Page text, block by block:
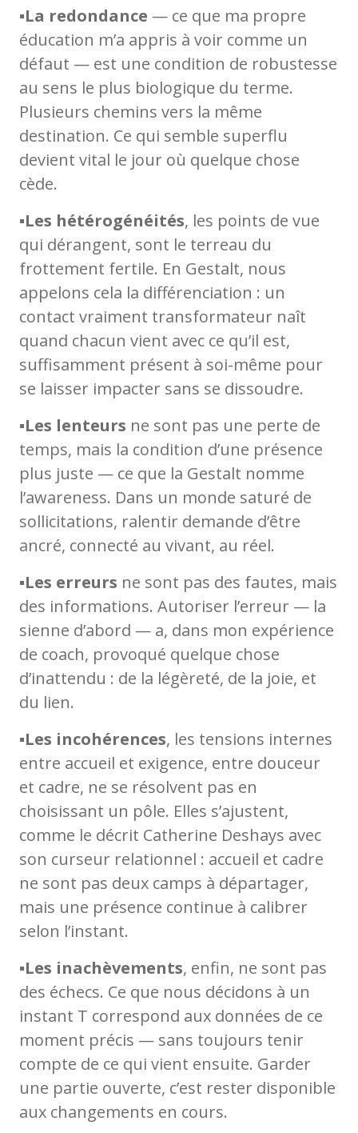
▪️La redondance — ce que ma propre
éducation m’a appris à voir comme un
défaut — est une condition de robustesse
au sens le plus biologique du terme.
Plusieurs chemins vers la même
destination. Ce qui semble superflu
devient vital le jour où quelque chose
cède.
▪️Les hétérogénéités, les points de vue
qui dérangent, sont le terreau du
frottement fertile. En Gestalt, nous
appelons cela la différenciation : un
contact vraiment transformateur naît
quand chacun vient avec ce qu’il est,
suffisamment présent à soi-même pour
se laisser impacter sans se dissoudre.
▪️Les lenteurs ne sont pas une perte de
temps, mais la condition d’une présence
plus juste — ce que la Gestalt nomme
l’awareness. Dans un monde saturé de
sollicitations, ralentir demande d’être
ancré, connecté au vivant, au réel.
▪️Les erreurs ne sont pas des fautes, mais
des informations. Autoriser l’erreur — la
sienne d’abord — a, dans mon expérience
de coach, provoqué quelque chose
d’inattendu : de la légèreté, de la joie, et
du lien.
▪️Les incohérences, les tensions internes
entre accueil et exigence, entre douceur
et cadre, ne se résolvent pas en
choisissant un pôle. Elles s’ajustent,
comme le décrit Catherine Deshays avec
son curseur relationnel : accueil et cadre
ne sont pas deux camps à départager,
mais une présence continue à calibrer
selon l’instant.
▪️Les inachèvements, enfin, ne sont pas
des échecs. Ce que nous décidons à un
instant T correspond aux données de ce
moment précis — sans toujours tenir
compte de ce qui vient ensuite. Garder
une partie ouverte, c’est rester disponible
aux changements en cours.